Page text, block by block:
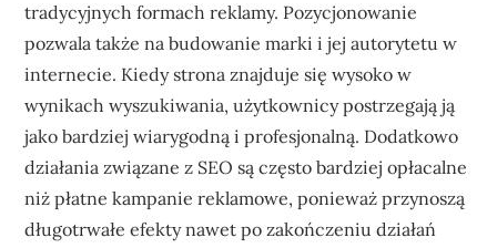
tradycyjnych formach reklamy. Pozycjonowanie
pozwala także na budowanie marki i jej autorytetu w
internecie. Kiedy strona znajduje się wysoko w
wynikach wyszukiwania, użytkownicy postrzegają ją
jako bardziej wiarygodną i profesjonalną. Dodatkowo
działania związane z SEO są często bardziej opłacalne
niż płatne kampanie reklamowe, ponieważ przynoszą
długotrwałe efekty nawet po zakończeniu działań